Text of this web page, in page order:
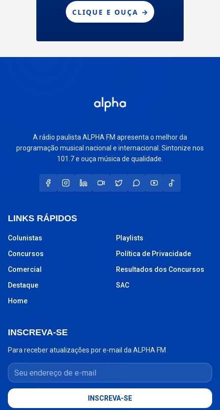
A rádio paulista ALPHA FM apresenta o melhor da
programação musical nacional e internacional. Sintonize nos
101.7 e ouça música de qualidade.
LINKS RÁPIDOS
Colunistas
Concursos
Comercial
Destaque
Home
Playlists
Política de Privacidade
Resultados dos Concursos
SAC
INSCREVA-SE
Para receber atualizações por e-mail da ALPHA FM
Seu endereço de e-mail
INSCREVA-SE